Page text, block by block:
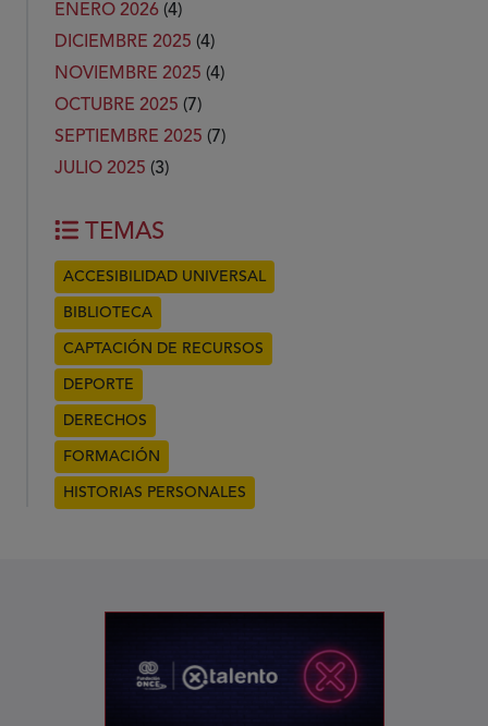
ENERO 2026 (4)
DICIEMBRE 2025 (4)
NOVIEMBRE 2025 (4)
OCTUBRE 2025 (7)
SEPTIEMBRE 2025 (7)
JULIO 2025 (3)
TEMAS
ACCESIBILIDAD UNIVERSAL
BIBLIOTECA
CAPTACIÓN DE RECURSOS
DEPORTE
DERECHOS
FORMACIÓN
HISTORIAS PERSONALES